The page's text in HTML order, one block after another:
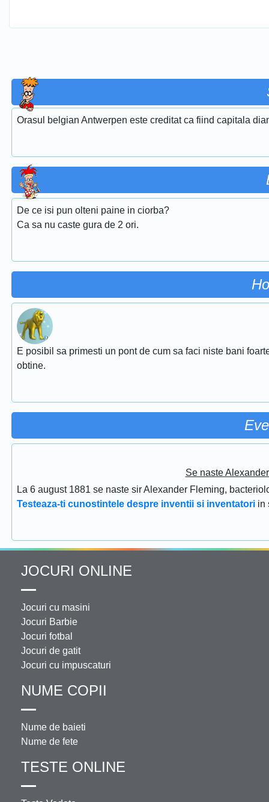
Orasul belgian Antwerpen este creditat ca fiind capitala
De ce isi pun olteni paine in ciorba?
Ca sa nu caste gura de 2 ori.
E posibil sa primesti un pont de cum sa faci niste bani
obtine.
Se naste
La 6 august 1881 se naste sir Alexander Fleming,
Testeaza-ti cunostintele despre inventii si inventatori in
JOCURI ONLINE
Jocuri cu masini
Jocuri Barbie
Jocuri fotbal
Jocuri de gatit
Jocuri cu impuscaturi
NUME COPII
Nume de baieti
Nume de fete
TESTE ONLINE